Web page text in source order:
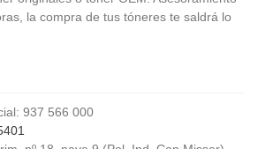
la compra de tus tóneres te saldrá lo
937 566 000